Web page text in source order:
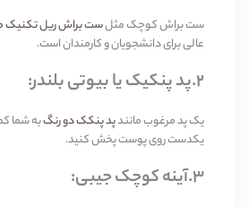
ست براش کوچک مثلست براش ریل تکنیک مینی
عالی برای دانشجویان و کارمندان است.
2.پد پنکیک یا بیوتی بلندر :
یک پد مرغوب مانندپد پنکک دو رنگبه شما
یکدست روی پوست پخش کنید.
3.آینه کوچک جیبی :